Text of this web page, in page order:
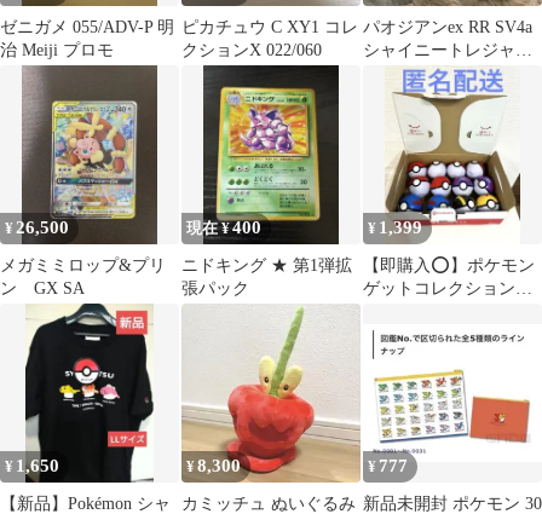
ゼニガメ 055/ADV-P 明
治 Meiji プロモ
ピカチュウ C XY1 コレ
クションX 022/060
パオジアンex RR SV4a
シャイニートレジャー
ex 054/190
¥ 26,500
メガミミロップ&プリ
ン GX SA
現在 ¥400
ニドキング ★ 第1弾拡
張パック
¥ 1,399
【即購入⭕️】ポケモン
ゲットコレクションズ
¥ 1,650
【新品】Pokémon シャ
¥8,300
カミッチュ ぬいぐるみ
¥ 777
新品未開封 ポケモン 30